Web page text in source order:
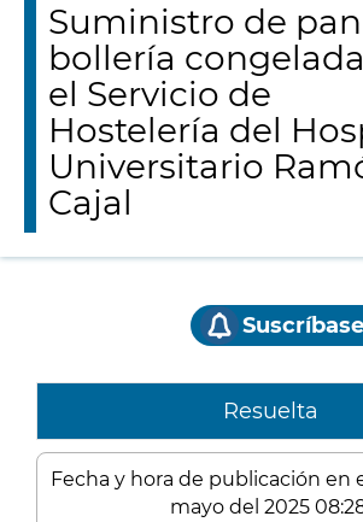
Suministro de
bollería
el Servicio de
Hostelería del
Universitario
Cajal
Resuelta
Fecha y hora de publicación en
mayo del 2025